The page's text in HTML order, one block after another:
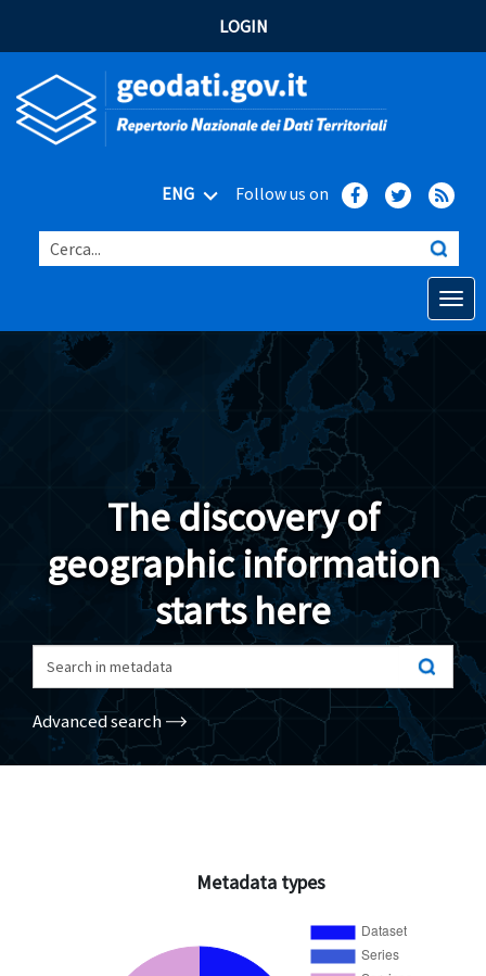
LOGIN
ENG Follow us on
Cerca...
Open
Home
Documents
News
Geoviewer(Opens in a new window)
Help(apre in una nuova finestra)
The discovery of
geographic information
starts here
Advanced search